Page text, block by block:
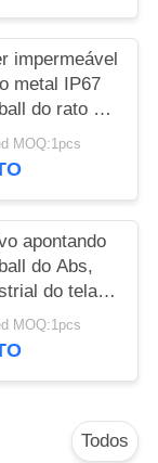
impermeável
metal IP67
do rato do
do metal
MOQ:1pcs
apontando
do Abs,
do tela
o terminal de
auto
MOQ:1pcs
Todos